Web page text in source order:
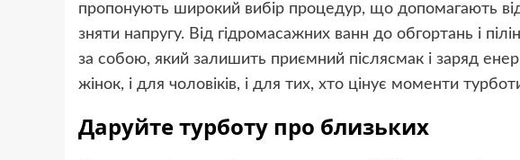
пропонують широкий вибір процедур, що допомагають
зняти напругу. Від гідромасажних ванн до обгортань і
за собою, який залишить приємний післясмак і заряд
жінок, і для чоловіків, і для тих, хто цінує моменти
Даруйте турботу про близьких